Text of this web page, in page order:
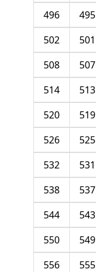
495
496
501
502
507
508
513
514
519
520
525
526
531
532
537
538
543
544
549
550
555
556